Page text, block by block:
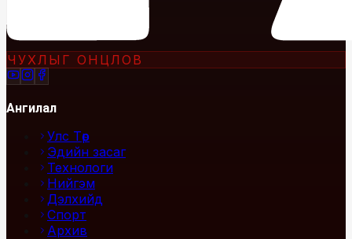
ЧУХЛЫГ ОНЦЛОВ
Ангилал
Улс Төр
Эдийн засаг
Технологи
Нийгэм
Дэлхийд
Спорт
Архив